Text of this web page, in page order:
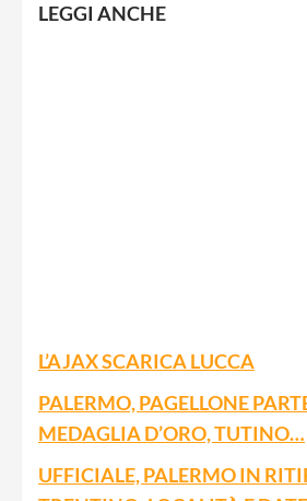
LEGGI ANCHE
L’AJAX SCARICA LUCCA
PALERMO, PAGELLONE
MEDAGLIA D’ORO, TUTINO…
UFFICIALE, PALERMO IN